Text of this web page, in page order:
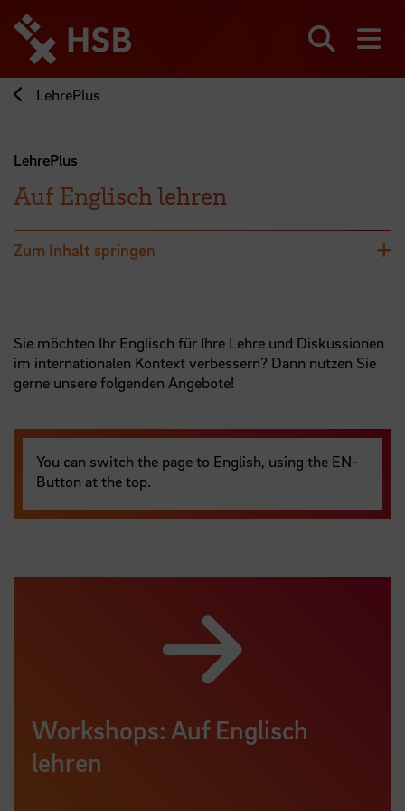
zum
Seiteninhalt
springen
LehrePlus
LehrePlus
Auf Englisch lehren
Zum Inhalt springen
Sie möchten Ihr Englisch für Ihre Lehre und Diskussionen
im internationalen Kontext verbessern? Dann nutzen Sie
gerne unsere folgenden Angebote!
You can switch the page to English, using the EN-
Button at the top.
Workshops: Auf Englisch
lehren